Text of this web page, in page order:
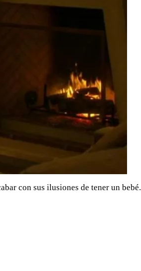
con sus ilusiones de tener un bebé.